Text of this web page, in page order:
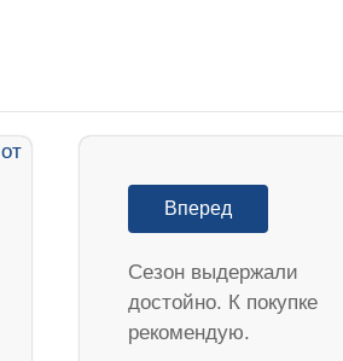
Вперед
Cезон выдержали
достойно. К покупке
рекомендую.